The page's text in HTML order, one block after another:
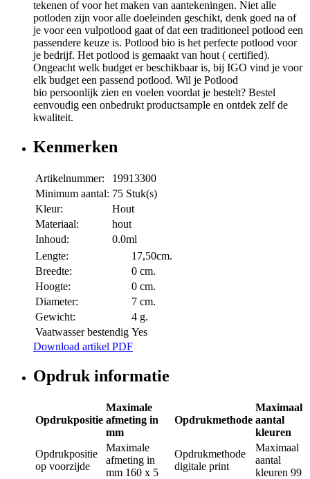
tekenen of voor het maken van aantekeningen. Niet alle
potloden zijn voor alle doeleinden geschikt, denk goed na of
je voor een vulpotlood gaat of dat een traditioneel potlood een
passendere keuze is. Potlood bio is het perfecte potlood voor
je bedrijf. Het potlood is gemaakt van hout ( certified).
Ongeacht welk budget er beschikbaar is, bij IGO vind je voor
elk budget een passend potlood. Wil je Potlood
bio persoonlijk zien en voelen voordat je bestelt? Bestel
eenvoudig een onbedrukt productsample en ontdek zelf de
kwaliteit.
Kenmerken
Artikelnummer:
19913300
Minimum aantal: 75 Stuk(s)
Kleur:
Hout
Materiaal:
hout
Inhoud:
0.0ml
Lengte:
17,50cm.
Breedte:
0 cm.
Hoogte:
0 cm.
Diameter:
7 cm.
Gewicht:
4 g.
Vaatwasser bestendig Yes
Download artikel PDF
Opdruk informatie
Opdrukpositie
Maximale
afmeting in
mm
Opdrukmethode
Maximaal
aantal
kleuren
Opdrukpositie
op voorzijde
Maximale
afmeting in
mm 160 x 5
Opdrukmethode
digitale print
Maximaal
aantal
kleuren 99